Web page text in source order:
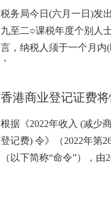
税务局今日(六月一日)发
九至二○课税年度个别人
言，纳税人须于一个月内
之…
香港商业登记证费
根据《2022年收入 (减少
登记费) 令》（2022年第
（以下简称“命令”），由